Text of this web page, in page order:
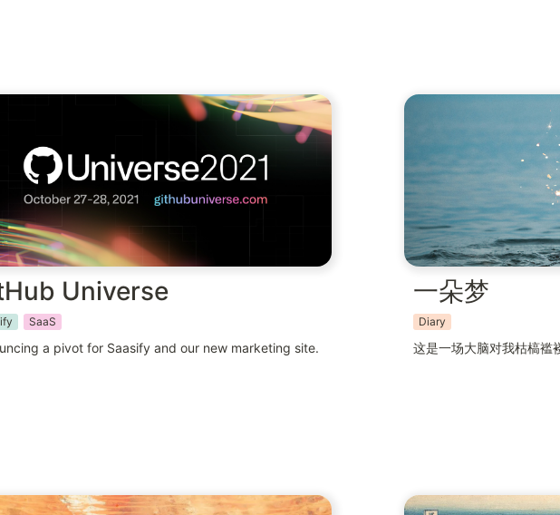
Universe
SaaS
a pivot for Saasify and our new marketing site.
一朵梦
Diary
这是一场大脑对我枯槁褴